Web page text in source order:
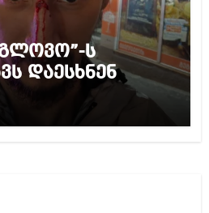
ს
დაესხნენ